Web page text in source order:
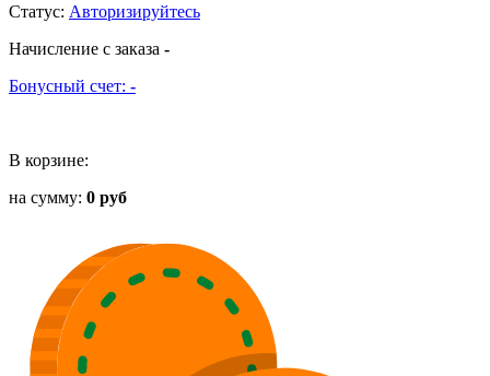
Статус: Авторизируйтесь
Начисление с заказа -
Бонусный счет: -
В корзине:
на сумму: 0 руб